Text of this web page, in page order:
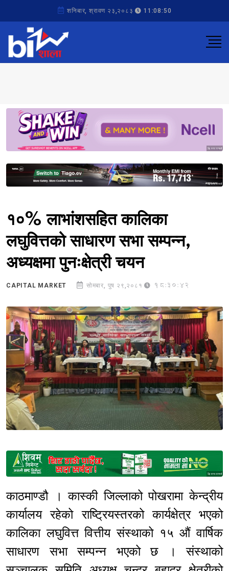
शनिबार, श्रावण २३,२०८३ 11:08:50
Sponsored
Sponsored
१०% लाभांशसहित कालिका
लघुवित्तको साधारण सभा सम्पन्न,
अध्यक्षमा पुनःक्षेत्री चयन
CAPITAL MARKET सोमबार, पुष २९,२०८१ 18:30:42
Sponsored
काठमाण्डौ । कास्की जिल्लाको पोखरामा केन्द्रीय
कार्यालय रहेको राष्ट्रियस्तरको कार्यक्षेत्र भएको
कालिका लघुवित्त वित्तीय संस्थाको १५ औं वार्षिक
साधारण सभा सम्पन्न भएको छ । संस्थाको